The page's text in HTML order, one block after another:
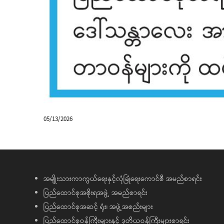
05/13/2026
အမျိုးသားကာကွယ်ရေးနှင့်လုံခြုံရေးကောင်စီ အမည်စာရင်း
ပြည်ထောင်စုအစိုးရအဖွဲ့ အမည်စာရင်း
ပြည်ထောင်စုအဆင့် ရုံး၊ အဖွဲ့အစည်းများ
ပြည်ထောင်စုဝန်ကြီးများနှင့် ဒုတိယဝန်ကြီးများစာရင်း